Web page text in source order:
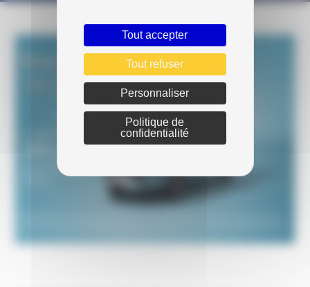
Tout accepter
Tout refuser
Personnaliser
Politique de
confidentialité